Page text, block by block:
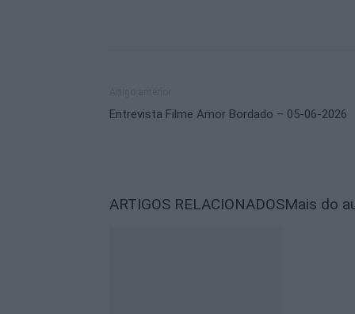
Entrevista Filme Amor Bordado – 05-06-2026
ARTIGOS RELACIONADOSMais do